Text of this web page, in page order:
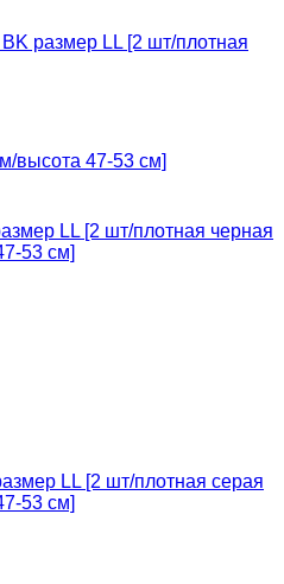
LL [2 шт/плотная черная
53 см]
LL [2 шт/плотная серая
53 см]